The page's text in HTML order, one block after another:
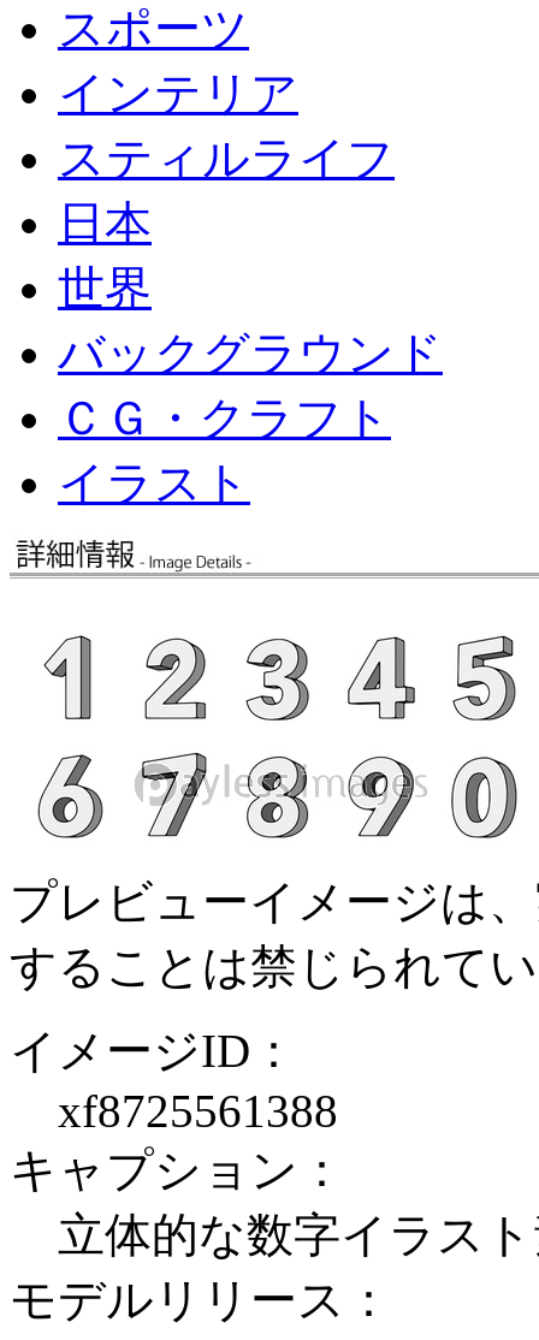
スポーツ
インテリア
スティルライフ
日本
世界
バックグラウンド
ＣＧ・クラフト
イラスト
プレビューイメージは
することは禁じられて
イメージID：
xf8725561388
キャプション：
立体的な数字イラス
モデルリリース：